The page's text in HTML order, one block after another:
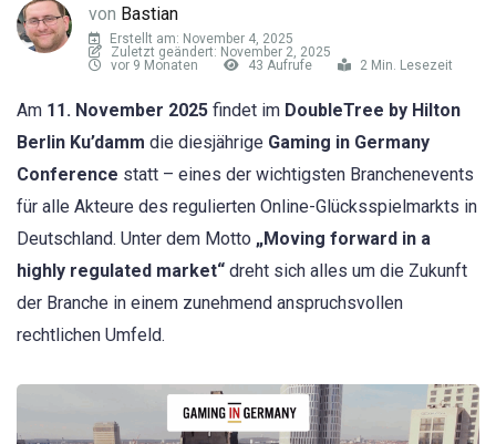
von Bastian
Erstellt am: November 4, 2025
Zuletzt geändert: November 2, 2025
vor 9 Monaten
43 Aufrufe 2 Min. Lesezeit
Am 11. November 2025 findet im DoubleTree by Hilton
Berlin Ku’damm die diesjährige Gaming in Germany
Conference statt – eines der wichtigsten Branchenevents
für alle Akteure des regulierten Online-Glücksspielmarkts in
Deutschland. Unter dem Motto „Moving forward in a
highly regulated market“ dreht sich alles um die Zukunft
der Branche in einem zunehmend anspruchsvollen
rechtlichen Umfeld.